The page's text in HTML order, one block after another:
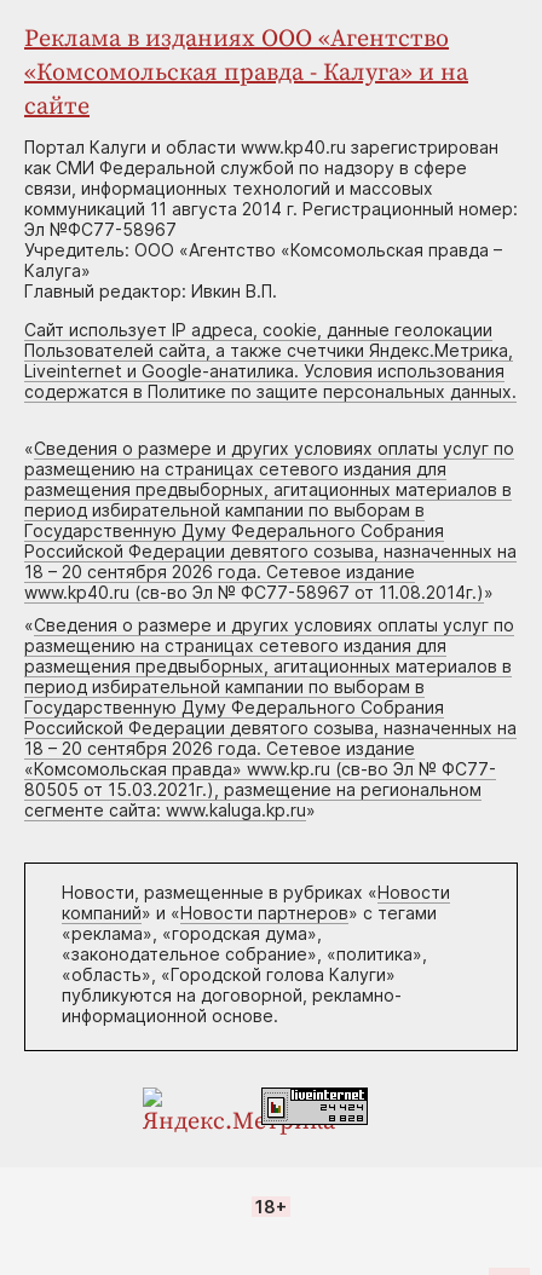
Реклама в изданиях ООО «Агентство
«Комсомольская правда - Калуга» и на
сайте
Портал Калуги и области www.kp40.ru зарегистрирован
как СМИ Федеральной службой по надзору в сфере
связи, информационных технологий и массовых
коммуникаций 11 августа 2014 г. Регистрационный номер:
Эл №ФС77-58967
Учредитель: ООО «Агентство «Комсомольская правда –
Калуга»
Главный редактор: Ивкин В.П.
Сайт использует IP адреса, cookie, данные геолокации
Пользователей сайта, а также счетчики Яндекс.Метрика,
Liveinternet и Google-анатилика. Условия использования
содержатся в Политике по защите персональных данных.
«Сведения о размере и других условиях оплаты услуг по
размещению на страницах сетевого издания для
размещения предвыборных, агитационных материалов в
период избирательной кампании по выборам в
Государственную Думу Федерального Собрания
Российской Федерации девятого созыва, назначенных на
18 – 20 сентября 2026 года. Сетевое издание
www.kp40.ru (св-во Эл № ФС77-58967 от 11.08.2014г.)»
«Сведения о размере и других условиях оплаты услуг по
размещению на страницах сетевого издания для
размещения предвыборных, агитационных материалов в
период избирательной кампании по выборам в
Государственную Думу Федерального Собрания
Российской Федерации девятого созыва, назначенных на
18 – 20 сентября 2026 года. Сетевое издание
«Комсомольская правда» www.kp.ru (св-во Эл № ФС77-
80505 от 15.03.2021г.), размещение на региональном
сегменте сайта: www.kaluga.kp.ru»
Новости, размещенные в рубриках «Новости
компаний» и «Новости партнеров» с тегами
«реклама», «городская дума»,
«законодательное собрание», «политика»,
«область», «Городской голова Калуги»
публикуются на договорной, рекламно-
информационной основе.
18+